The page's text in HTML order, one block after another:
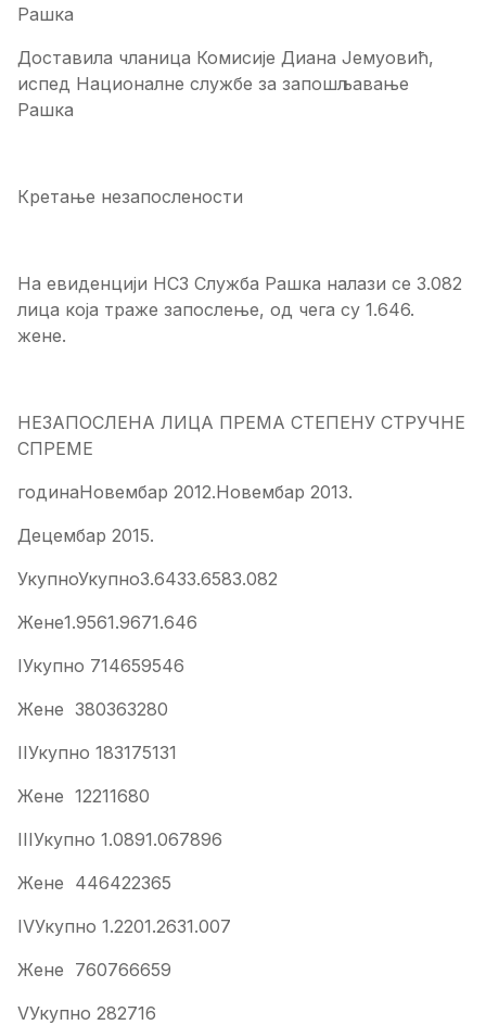
Рашка
Доставила чланица Комисије Диана Јемуовић,
испед Националне службе за запошљавање
Рашка
Кретање незапослености
На евиденцији НСЗ Служба Рашка налази се 3.082
лица која траже запослење, од чега су 1.646.
жене.
НЕЗАПОСЛЕНА ЛИЦА ПРЕМА СТЕПЕНУ СТРУЧНЕ
СПРЕМЕ
годинаНовембар 2012.Новембар 2013.
Децембар 2015.
УкупноУкупно3.6433.6583.082
Жене1.9561.9671.646
IУкупно 714659546
Жене 380363280
IIУкупно 183175131
Жене 12211680
IIIУкупно 1.0891.067896
Жене 446422365
IVУкупно 1.2201.2631.007
Жене 760766659
VУкупно 282716